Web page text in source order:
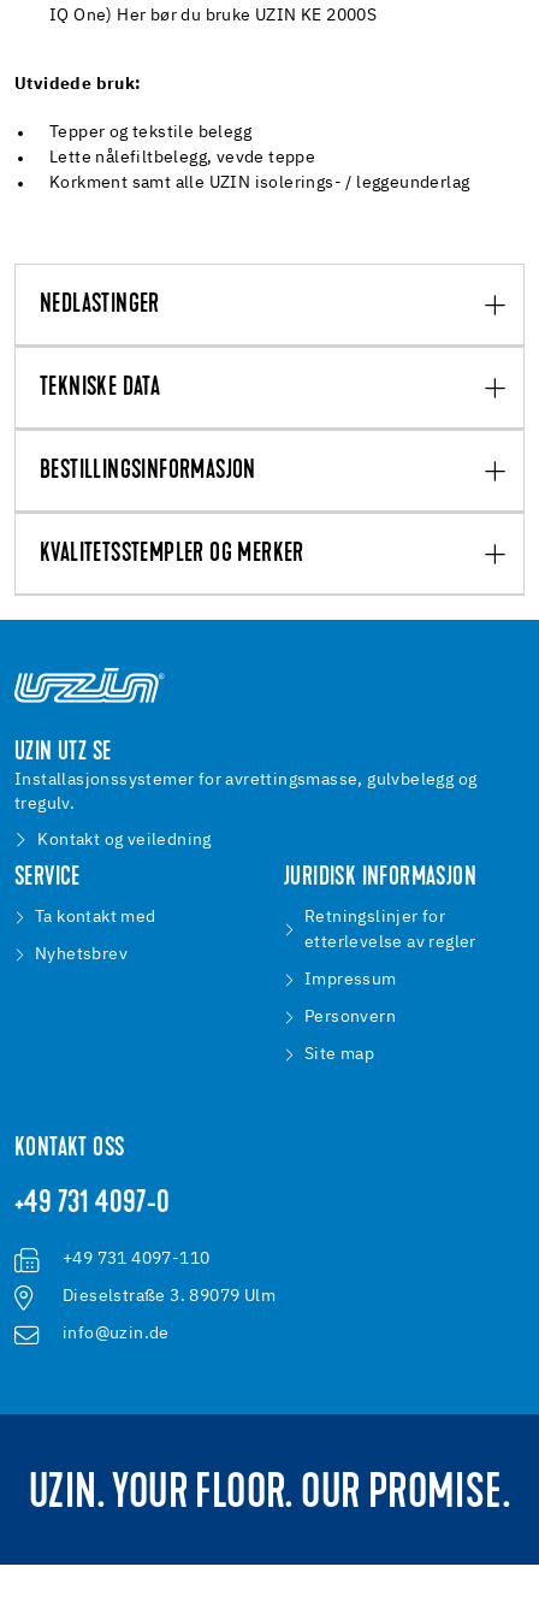
IQ One) Her bør du bruke UZIN KE 2000S
Utvidede bruk:
Tepper og tekstile belegg
Lette nålefiltbelegg, vevde teppe
Korkment samt alle UZIN isolerings- / leggeunderlag
NEDLASTINGER
TEKNISKE DATA
BESTILLINGSINFORMASJON
KVALITETSSTEMPLER OG MERKER
UZIN UTZ SE
Installasjonssystemer for avrettingsmasse, gulvbelegg og
tregulv.
Kontakt og veiledning
SERVICE
Ta kontakt med
Nyhetsbrev
JURIDISK INFORMASJON
Retningslinjer for
etterlevelse av regler
Impressum
Personvern
Site map
KONTAKT OSS
+49 731 4097-0
+49 731 4097-110
Dieselstraße 3. 89079 Ulm
info@uzin.de
UZIN. YOUR FLOOR. OUR PROMISE.